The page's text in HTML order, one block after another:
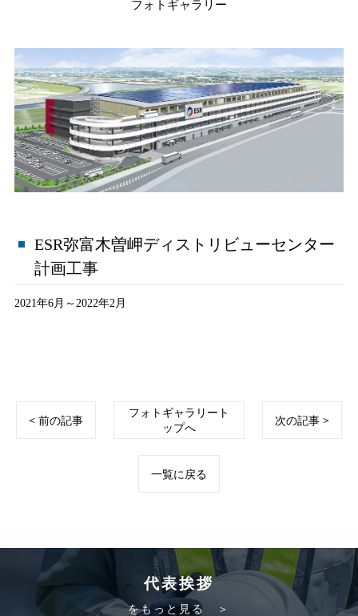
フォトギャラリー
ESR弥富木曽岬ディストリビューセンター
計画工事
2021年6月～2022年2月
< 前の記事
フォトギャラリート
ップへ
次の記事 >
一覧に戻る
代表挨拶
をもっと見る ＞